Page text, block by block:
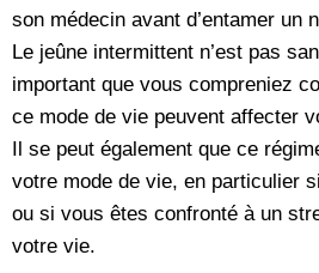
son médecin avant d’entamer un
Le jeûne intermittent n’est pas
important que vous compreniez
ce mode de vie peuvent affecter
Il se peut également que ce
votre mode de vie, en particulier
ou si vous êtes confronté à un
votre vie.